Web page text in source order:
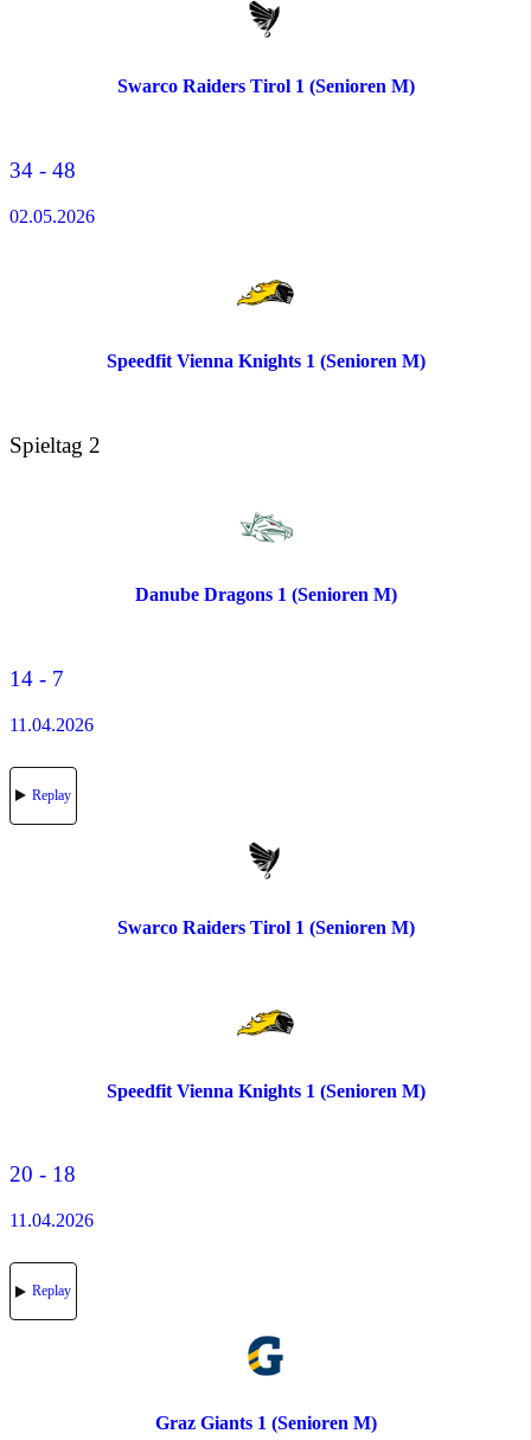
Swarco Raiders Tirol 1 (Senioren M)
34 - 48
02.05.2026
Speedfit Vienna Knights 1 (Senioren M)
Spieltag 2
Danube Dragons 1 (Senioren M)
14 - 7
11.04.2026
Replay
Swarco Raiders Tirol 1 (Senioren M)
Speedfit Vienna Knights 1 (Senioren M)
20 - 18
11.04.2026
Replay
Graz Giants 1 (Senioren M)